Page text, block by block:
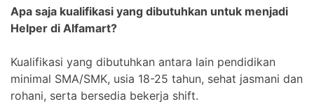
Apa saja kualifikasi yang dibutuhkan untuk menjadi
Helper di Alfamart?
Kualifikasi yang dibutuhkan antara lain pendidikan
minimal SMA/SMK, usia 18-25 tahun, sehat jasmani dan
rohani, serta bersedia bekerja shift.